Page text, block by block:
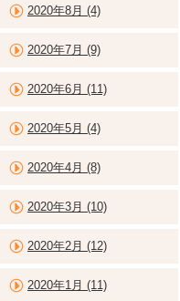
2020年8月 (4)
2020年7月 (9)
2020年6月 (11)
2020年5月 (4)
2020年4月 (8)
2020年3月 (10)
2020年2月 (12)
2020年1月 (11)